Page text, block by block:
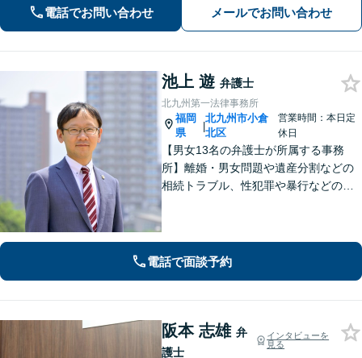
い。【完全個室で相談】【駐車場あ
り】
電話でお問い合わせ メールでお問い合わせ
池上 遊 弁護士
北九州第一法律事務所
福岡
県
|
北九州市小倉
北区
営業時間：本日定
休日
【男女13名の弁護士が所属する事務
所】離婚・男女問題や遺産分割などの
相続トラブル、性犯罪や暴行などの刑
します【土日祝・当日対応可】
電話で面談予約
阪本 志雄 弁
護士
インタビューを
見る